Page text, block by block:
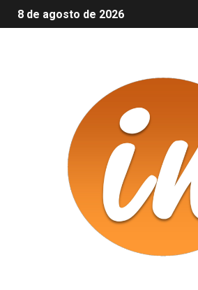
8 de agosto de 2026